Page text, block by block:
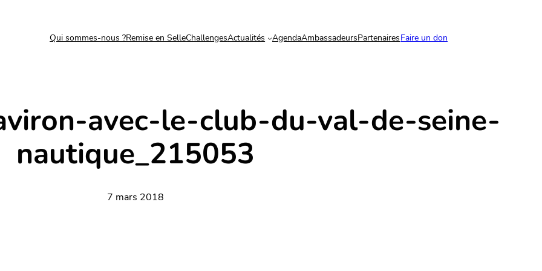
Qui sommes-nous ?Remise en SelleChallengesActualités AgendaAmbassadeursPartenairesFaire un don
avec-le-club-du-val-de-seine-
nautique_215053
7 mars 2018